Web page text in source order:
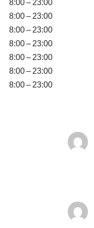
8:00 – 23:00
8:00 – 23:00
8:00 – 23:00
8:00 – 23:00
8:00 – 23:00
8:00 – 23:00
8:00 – 23:00